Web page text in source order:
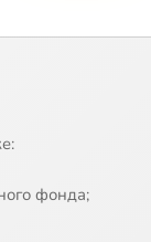
фонда;